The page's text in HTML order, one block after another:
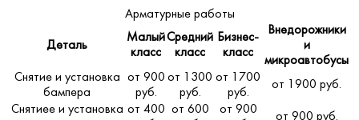
Арматурные работы
Деталь
Малый
класс
Средний
класс
Бизнес-
класс
Внедорожники
и
микроавтобусы
Снятие и установка
бампера
от 900
руб.
от 1300
руб.
от 1700
руб.
от 1900 руб.
Снятиее и установка от 400 от 600
от 900
от 900 руб.